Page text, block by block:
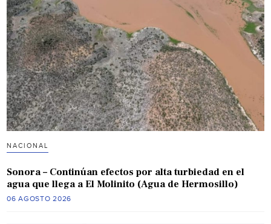
NACIONAL
Sonora – Continúan efectos por alta turbiedad en el
agua que llega a El Molinito (Agua de Hermosillo)
06 AGOSTO 2026